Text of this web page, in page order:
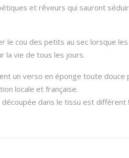
et rêveurs qui sauront
le cou des petits au sec lorsque
la vie de tous les jours.
un verso en éponge toute douce
locale et française.
dans le tissu est différent !